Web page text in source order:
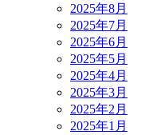
2025年8月
2025年7月
2025年6月
2025年5月
2025年4月
2025年3月
2025年2月
2025年1月